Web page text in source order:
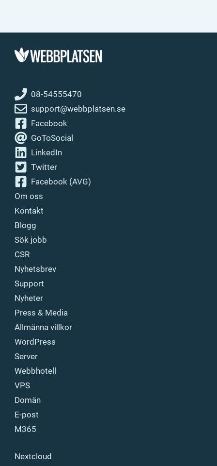
08-54555470
support@webbplatsen.se
Facebook
GoToSocial
LinkedIn
Twitter
Facebook (AVG)
Om oss
Kontakt
Blogg
Sök jobb
CSR
Nyhetsbrev
Support
Nyheter
Press & Media
Allmänna villkor
WordPress
Server
Webbhotell
VPS
Domän
E-post
M365
Nextcloud